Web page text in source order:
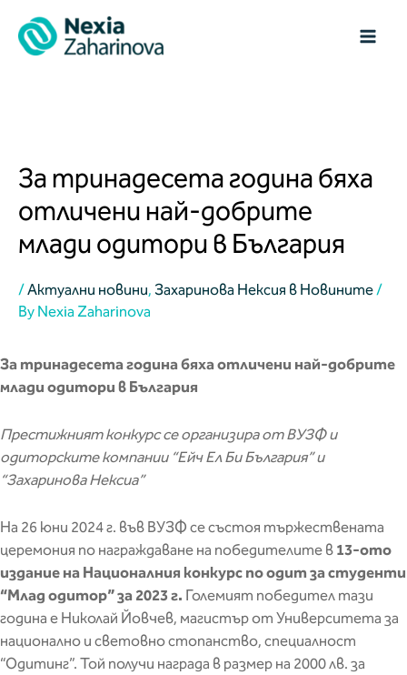
content
За тринадесета година бяха
отличени най-добрите
млади одитори в България
/Актуални новини, Захаринова Нексия в Новините /
By Nexia Zaharinova
За тринадесета година бяха отличени най-добрите
млади одитори в България
Престижният конкурс се организира от ВУЗФ и
одиторските компании “Ейч Ел Би България” и
“Захаринова Нексиа”
На 26 юни 2024 г. във ВУЗФ се състоя тържествената
церемония по награждаване на победителите в 13-ото
издание на Националния конкурс по одит за студенти
“Млад одитор” за 2023 г. Големият победител тази
година е Николай Йовчев, магистър от Университета за
национално и световно стопанство, специалност
“Одитинг”. Той получи награда в размер на 2000 лв. за